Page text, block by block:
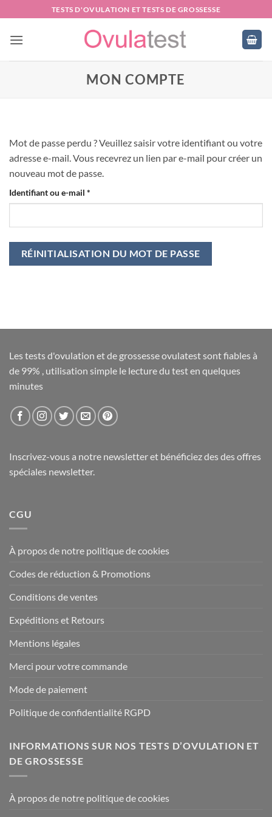
au
contenu
TESTS D'OVULATION ET TESTS DE GROSSESSE
MON COMPTE
Mot de passe perdu ? Veuillez saisir votre identifiant ou votre
adresse e-mail. Vous recevrez un lien par e-mail pour créer un
nouveau mot de passe.
Identifiant ou e-mail *
RÉINITIALISATION DU MOT DE PASSE
Les tests d'ovulation et de grossesse ovulatest sont fiables à
de 99% , utilisation simple le lecture du test en quelques
minutes
Inscrivez-vous a notre newsletter et bénéficiez des des offres
spéciales newsletter.
CGU
À propos de notre politique de cookies
Codes de réduction & Promotions
Conditions de ventes
Expéditions et Retours
Mentions légales
Merci pour votre commande
Mode de paiement
Politique de confidentialité RGPD
INFORMATIONS SUR NOS TESTS D’OVULATION ET
DE GROSSESSE
À propos de notre politique de cookies